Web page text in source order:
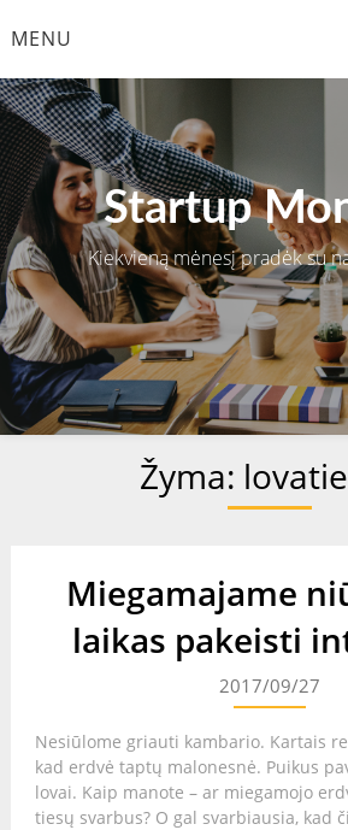
toMENU
Startup
Kiekvieną mėnesį pradėk su
Žyma:
Miegamajame
laikas pakeisti
2017/09/27
Nesiūlome griauti kambario. Kartais
kad erdvė taptų malonesnė. Puikus
lovai. Kaip manote – ar miegamojo
tiesų svarbus? O gal svarbiausia, kad